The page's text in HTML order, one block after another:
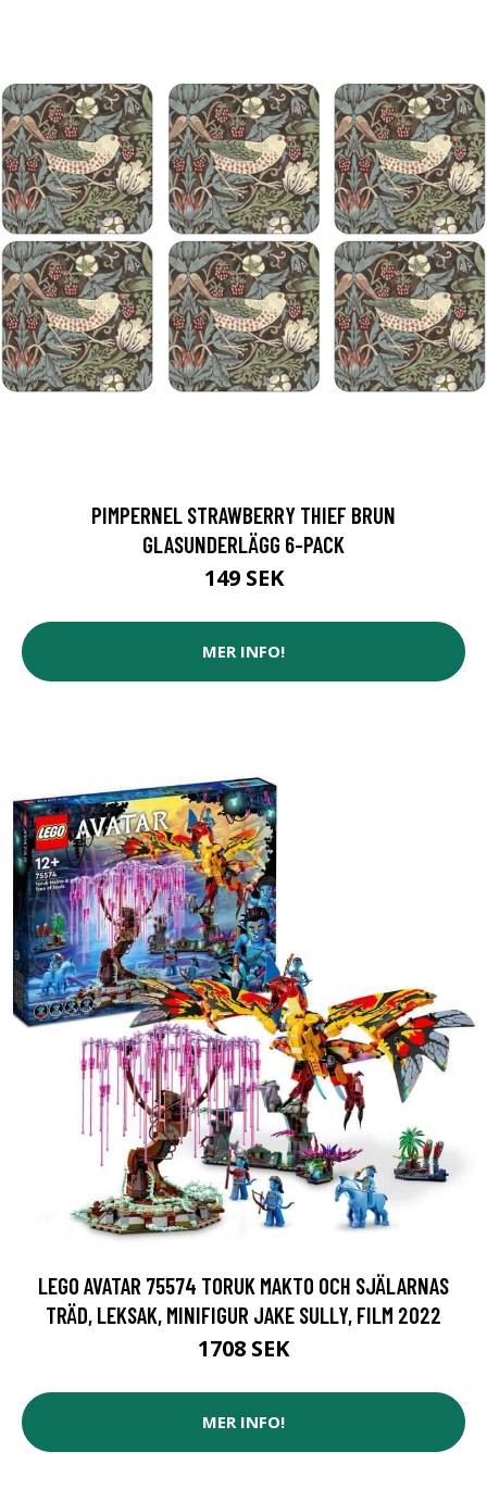
PIMPERNEL STRAWBERRY THIEF BRUN
GLASUNDERLÄGG 6-PACK
149 SEK
MER INFO!
LEGO AVATAR 75574 TORUK MAKTO OCH SJÄLARNAS
TRÄD, LEKSAK, MINIFIGUR JAKE SULLY, FILM 2022
1708 SEK
MER INFO!